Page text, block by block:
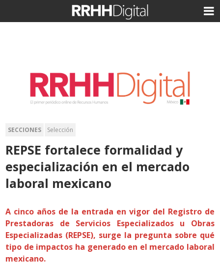
SECCIONES Selección
REPSE fortalece formalidad y
especialización en el mercado
laboral mexicano
A cinco años de la entrada en vigor del Registro de
Prestadoras de Servicios Especializados u Obras
Especializadas (REPSE), surge la pregunta sobre qué
tipo de impactos ha generado en el mercado laboral
mexicano.